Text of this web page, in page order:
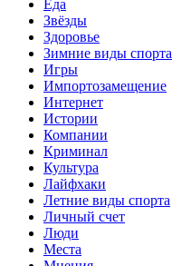
Еда
Звёзды
Здоровье
Зимние виды спорта
Игры
Импортозамещение
Интернет
Истории
Компании
Криминал
Культура
Лайфхаки
Летние виды спорта
Личный счет
Люди
Места